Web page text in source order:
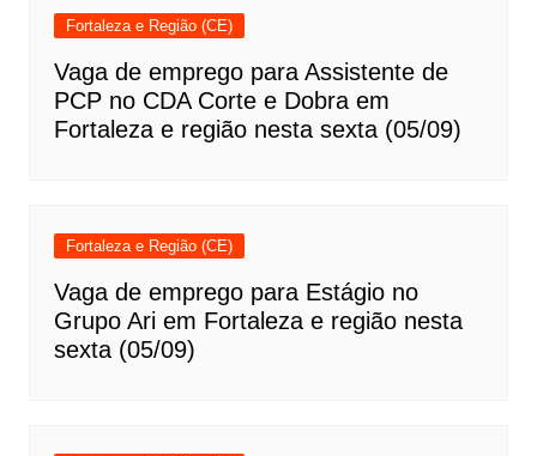
Fortaleza e Região (CE)
Vaga de emprego para Assistente de
PCP no CDA Corte e Dobra em
Fortaleza e região nesta sexta (05/09)
Fortaleza e Região (CE)
Vaga de emprego para Estágio no
Grupo Ari em Fortaleza e região nesta
sexta (05/09)